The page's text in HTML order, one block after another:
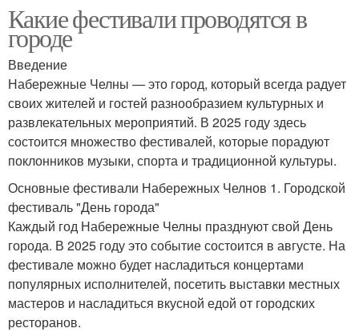
Какие фестивали проводятся в
городе
Введение
Набережные Челны — это город, который всегда радует
своих жителей и гостей разнообразием культурных и
развлекательных мероприятий. В 2025 году здесь
состоится множество фестивалей, которые порадуют
поклонников музыки, спорта и традиционной культуры.
Основные фестивали Набережных Челнов 1. Городской
фестиваль "День города"
Каждый год Набережные Челны празднуют свой День
города. В 2025 году это событие состоится в августе. На
фестивале можно будет насладиться концертами
популярных исполнителей, посетить выставки местных
мастеров и насладиться вкусной едой от городских
ресторанов.